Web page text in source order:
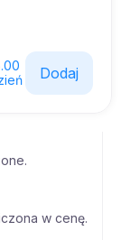
Dodaj
w cenę.